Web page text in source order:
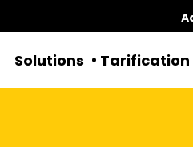
Solutions Tarification